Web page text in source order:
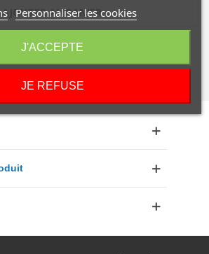
AJOUTER AU PANIER
Personnaliser les cookies
JE REFUSE
J'ACCEPTE